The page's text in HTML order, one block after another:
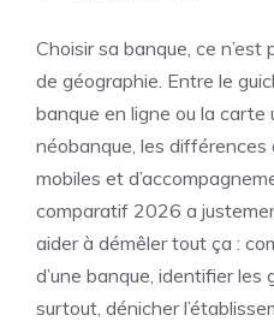
Choisir sa banque, ce
de géographie. Entre le
banque en ligne ou la carte
néobanque, les
mobiles et
comparatif 2026 a
aider à démêler tout ça :
d’une banque, identifier
surtout, dénicher